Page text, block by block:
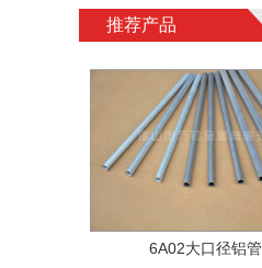
推荐产品
6A02大口径铝管